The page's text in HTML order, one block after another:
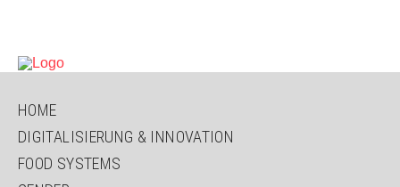
NAVIGATION
ÜBERSPRINGEN
HOME
DIGITALISIERUNG & INNOVATION
FOOD SYSTEMS